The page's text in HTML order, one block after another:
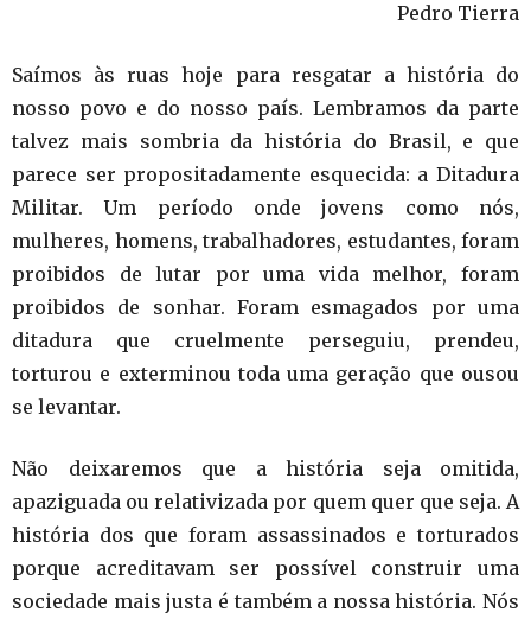
Pedro Tierra
Saímos às ruas hoje para resgatar a história do
nosso povo e do nosso país. Lembramos da parte
talvez mais sombria da história do Brasil, e que
parece ser propositadamente esquecida: a Ditadura
Militar. Um período onde jovens como nós,
mulheres, homens, trabalhadores, estudantes, foram
proibidos de lutar por uma vida melhor, foram
proibidos de sonhar. Foram esmagados por uma
ditadura que cruelmente perseguiu, prendeu,
torturou e exterminou toda uma geração que ousou
se levantar.
Não deixaremos que a história seja omitida,
apaziguada ou relativizada por quem quer que seja. A
história dos que foram assassinados e torturados
porque acreditavam ser possível construir uma
sociedade mais justa é também a nossa história. Nós